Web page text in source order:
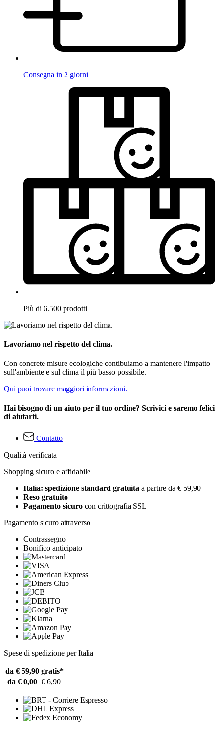
Consegna in 2 giorni
Più di 6.500 prodotti
Lavoriamo nel rispetto del clima.
Con concrete misure ecologiche contibuiamo a mantenere l'impatto
sull'ambiente e sul clima il più basso possibile.
Qui puoi trovare maggiori informazioni.
Hai bisogno di un aiuto per il tuo ordine? Scrivici e saremo felici
di aiutarti.
Contatto
Qualità verificata
Shopping sicuro e affidabile
Italia: spedizione standard gratuita a partire da € 59,90
Reso gratuito
Pagamento sicuro con crittografia SSL
Pagamento sicuro attraverso
Contrassegno
Bonifico anticipato
Spese di spedizione per Italia
da € 59,90 gratis*
da € 0,00 € 6,90